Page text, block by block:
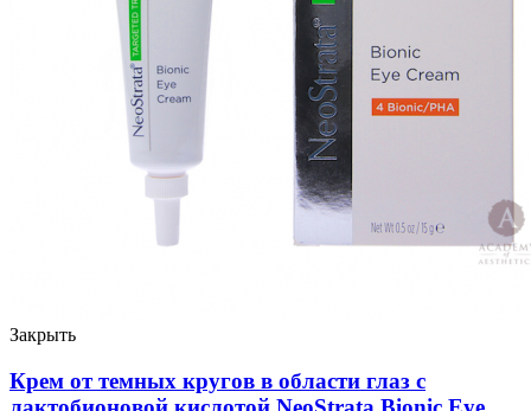
Закрыть
Крем от темных кругов в области глаз с